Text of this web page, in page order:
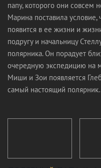
папу, которого они совсем
Марина поставила
появится в ее жизни и
подругу и начальницу
полярника. Он порадует
очередную экспедицию на
Миши и Зои появляется
самый настоящий